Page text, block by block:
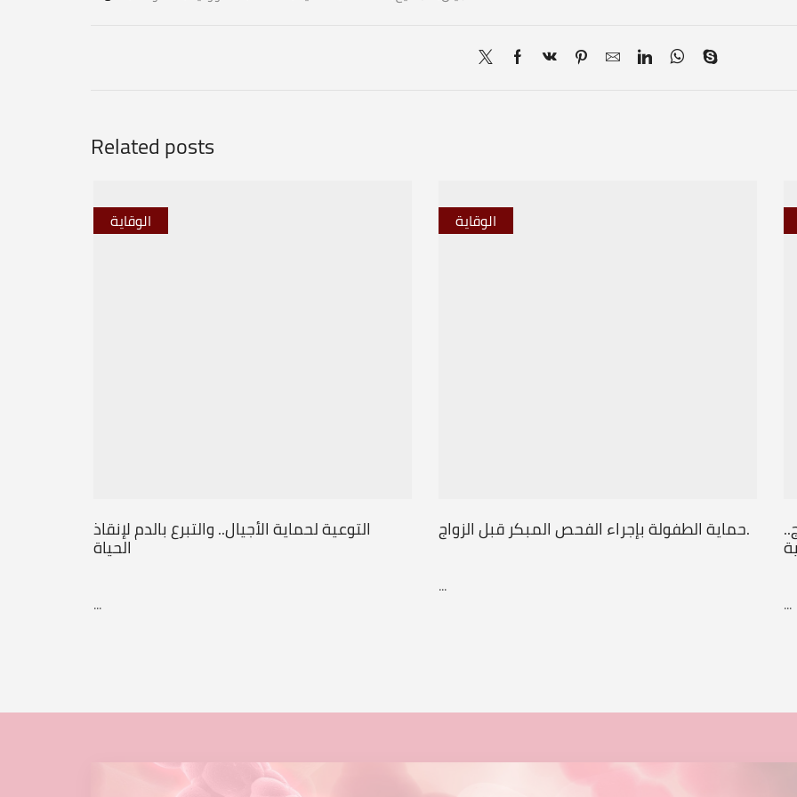
Related posts
الوقاية
التوعية لحماية الأجيال.. والتبرع بالدم لإنقاذ
الحياة
...
الوقاية
حماية الطفولة بإجراء الفحص المبكر قبل الزواج.
...
...